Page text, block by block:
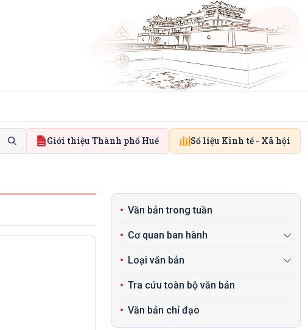
Giới thiệu Thành phố Huế Số liệu Kinh tế - Xã hội
Văn bản trong tuần
Cơ quan ban hành
Loại văn bản
Tra cứu toàn bộ văn bản
Văn bản chỉ đạo